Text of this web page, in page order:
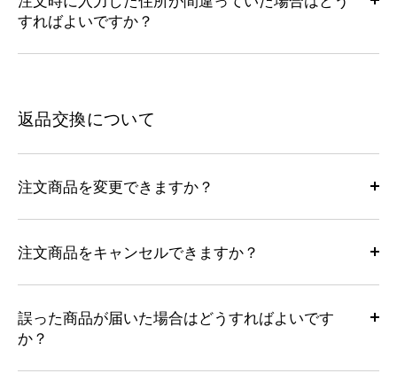
すればよいですか？
返品交換について
注文商品を変更できますか？
注文商品をキャンセルできますか？
誤った商品が届いた場合はどうすればよいです
か？